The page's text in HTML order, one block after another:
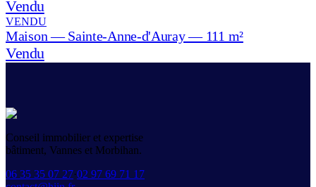
Vendu
VENDU
Maison — Sainte-Anne-d'Auray — 111 m²
Vendu
Conseil immobilier et expertise
bâtiment, Vannes et Morbihan.
06 35 35 07 27·02 97 69 71 17